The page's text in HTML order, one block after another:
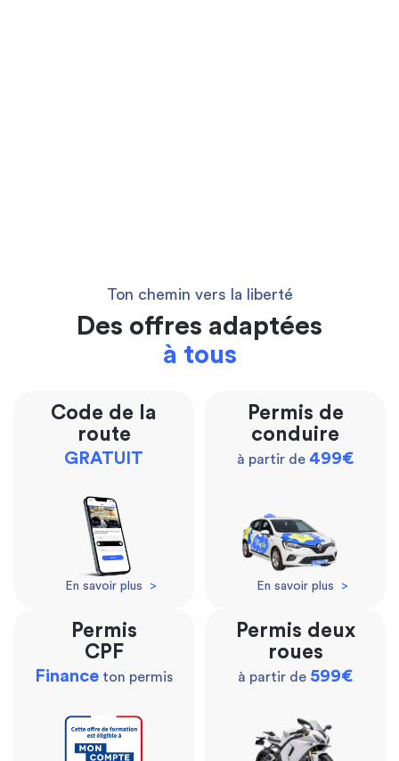
Ton chemin vers la liberté
Des offres adaptées
à tous
Code de la
route
GRATUIT
En savoir plus >
Permis de
conduire
à partir de 499€
En savoir plus >
Permis
CPF
Finance ton permis
Permis deux
roues
à partir de 599€